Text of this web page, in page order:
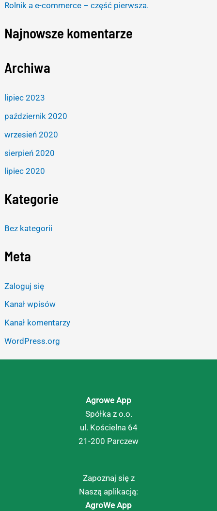
Rolnik a e-commerce – część pierwsza.
Najnowsze komentarze
Archiwa
lipiec 2023
październik 2020
wrzesień 2020
sierpień 2020
lipiec 2020
Kategorie
Bez kategorii
Meta
Zaloguj się
Kanał wpisów
Kanał komentarzy
WordPress.org
Agrowe App
Spółka z o.o.
ul. Kościelna 64
21-200 Parczew
Zapoznaj się z
Naszą aplikacją:
AgroWe App